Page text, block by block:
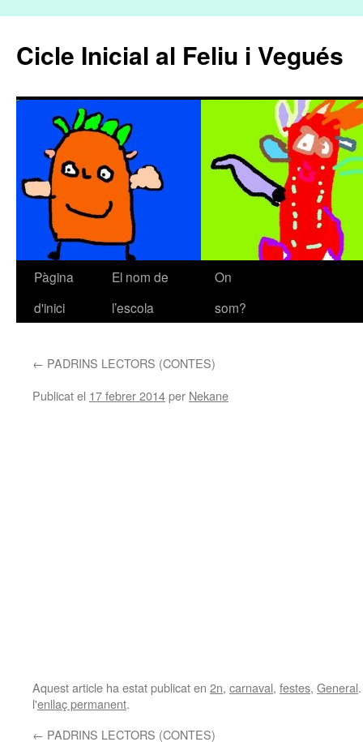
Cicle Inicial al Feliu i Vegués
Vés
Pàgina
d'inici
El nom de
l’escola
On
som?
← PADRINS LECTORS (CONTES)
Publicat el 17 febrer 2014per Nekane
Aquest article ha estat publicat en 2n, carnaval, festes, General
l'enllaç permanent.
← PADRINS LECTORS (CONTES)